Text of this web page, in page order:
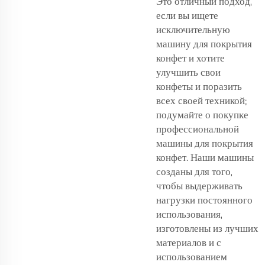
если вы ищете
исключительную
машину для покрытия
конфет и хотите
улучшить свои
конфеты и поразить
всех своей техникой;
подумайте о покупке
профессиональной
машины для покрытия
конфет. Наши машины
созданы для того,
чтобы выдерживать
нагрузки постоянного
использования,
изготовлены из лучших
материалов и с
использованием